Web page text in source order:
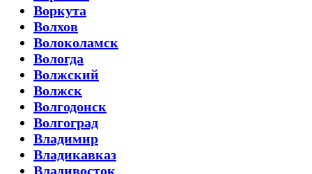
Воркута
Волхов
Волоколамск
Вологда
Волжский
Волжск
Волгодонск
Волгоград
Владимир
Владикавказ
Владивосток